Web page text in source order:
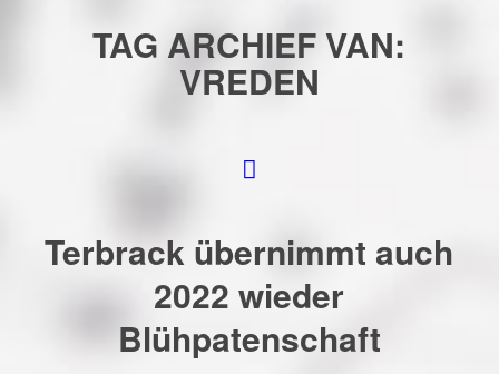
TAG ARCHIEF VAN:
VREDEN
Terbrack übernimmt auch
2022 wieder
Blühpatenschaft